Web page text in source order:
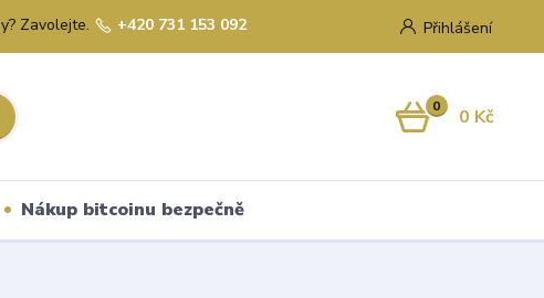
Přihlášení
Zavolejte. +420 731 153 092
0 0 Kč
Nákup bitcoinu bezpečně